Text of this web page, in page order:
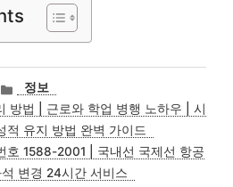
카
테
고
리
정보
방법 | 근로와 학업 병행 노하우 | 시
적 유지 방법 완벽 가이드
호 1588-2001 | 국내선 국제선 항공
변경 24시간 서비스